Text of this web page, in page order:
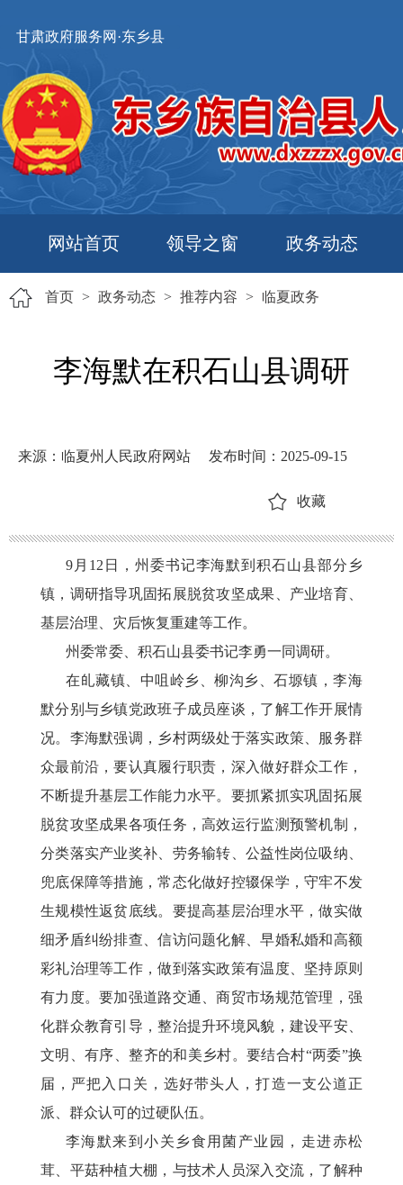
甘肃政府服务网·东乡县
网站首页 领导之窗 政务动态
首页 > 政务动态 > 推荐内容 > 临夏政务
李海默在积石山县调研
来源：临夏州人民政府网站 发布时间：2025-09-15
收藏
9月12日，州委书记李海默到积石山县部分乡
镇，调研指导巩固拓展脱贫攻坚成果、产业培育、
基层治理、灾后恢复重建等工作。
州委常委、积石山县委书记李勇一同调研。
在癿藏镇、中咀岭乡、柳沟乡、石塬镇，李海
默分别与乡镇党政班子成员座谈，了解工作开展情
况。李海默强调，乡村两级处于落实政策、服务群
众最前沿，要认真履行职责，深入做好群众工作，
不断提升基层工作能力水平。要抓紧抓实巩固拓展
脱贫攻坚成果各项任务，高效运行监测预警机制，
分类落实产业奖补、劳务输转、公益性岗位吸纳、
兜底保障等措施，常态化做好控辍保学，守牢不发
生规模性返贫底线。要提高基层治理水平，做实做
细矛盾纠纷排查、信访问题化解、早婚私婚和高额
彩礼治理等工作，做到落实政策有温度、坚持原则
有力度。要加强道路交通、商贸市场规范管理，强
化群众教育引导，整治提升环境风貌，建设平安、
文明、有序、整齐的和美乡村。要结合村“两委”换
届，严把入口关，选好带头人，打造一支公道正
派、群众认可的过硬队伍。
李海默来到小关乡食用菌产业园，走进赤松
茸、平菇种植大棚，与技术人员深入交流，了解种